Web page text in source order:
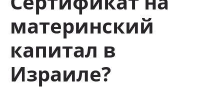
материнский
капитал в
Израиле?